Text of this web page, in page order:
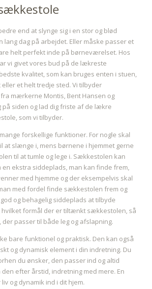
end at slynge sig i en stor og blød
dag på arbejdet. Eller måske passer et
helt perfekt inde på børneværelset. Hos
vi givet vores bud på de lækreste
kvalitet, som kan bruges enten i stuen,
et helt tredje sted. Vi tilbyder
mærkerne Montis, Bent Hansen og
på siden og lad dig friste af de lækre
som vi tilbyder.
forskellige funktioner. For nogle skal
at slænge i, mens børnene i hjemmet gerne
til at tumle og lege i. Sækkestolen kan
en ekstra siddeplads, man kan finde frem,
med hjemme og der eksempelvis skal
med fordel finde sækkestolen frem og
og behagelig siddeplads at tilbyde
formål der er tiltænkt sækkestolen, så
passer til både leg og afslapning.
bare funktionel og praktisk. Den kan også
og dynamisk element i din indretning. Du
du ønsker, den passer ind og altid
efter årstid, indretning med mere. En
og dynamik ind i dit hjem.